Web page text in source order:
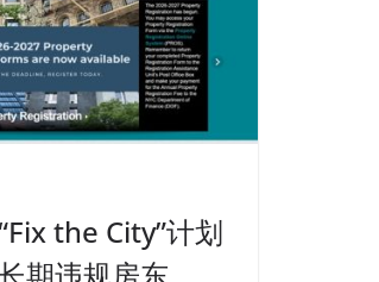
the City”计划
期违规房东